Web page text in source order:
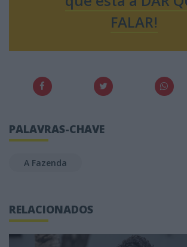
FALAR!
PALAVRAS-CHAVE
A Fazenda
RELACIONADOS